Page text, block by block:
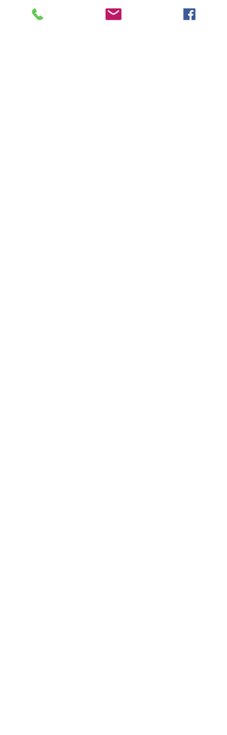
https://probosque.edomex.gob.mx/vivero
s_forestales
; o escanear el código QR